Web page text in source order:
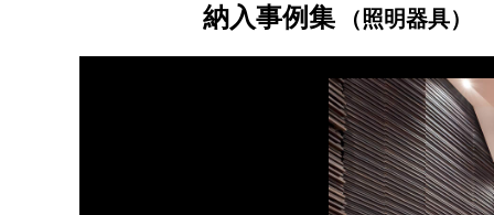
納入事例集 （照明器具）